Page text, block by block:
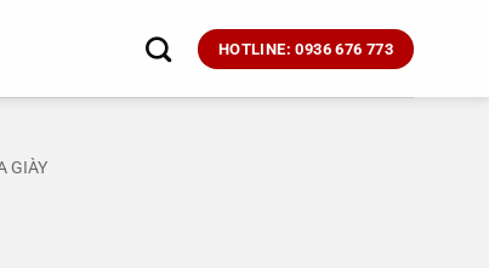
HOTLINE: 0936 676 773
GIÀY